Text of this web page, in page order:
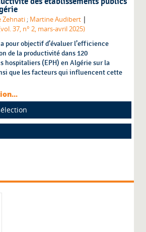
Zehnati ; Martine Audibert |
37, n° 2, mars-avril 2025)
pour objectif d’évaluer l’efficience
de la productivité dans 120
hospitaliers (EPH) en Algérie sur la
que les facteurs qui influencent cette